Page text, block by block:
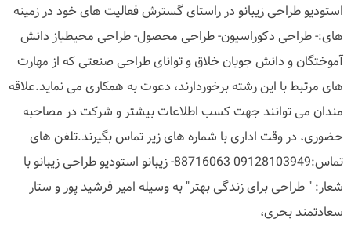
استودیو طراحی زیبانو در راستای گسترش فعالیت های خود در زمینه
های:- طراحی دکوراسیون- طراحی محصول- طراحی محیطیاز دانش
آموختگان و دانش جویان خلاق و توانای طراحی صنعتی که از مهارت
های مرتبط با این رشته برخوردارند، دعوت به همکاری می نماید.علاقه
مندان می توانند جهت کسب اطلاعات بیشتر و شرکت در مصاحبه
حضوری، در وقت اداری با شماره های زیر تماس بگیرند.تلفن های
تماس:09128103949 88716063- زیبانو استودیو طراحی زیبانو با
شعار: " طراحی برای زندگی بهتر" به وسیله امیر فرشید پور و ستار
سعادتمند بحری،